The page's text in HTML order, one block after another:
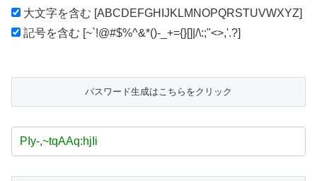
大文字を含む [ABCDEFGHIJKLMNOPQRSTUVWXYZ]
記号を含む [~`!@#$%^&*()-_+={}[]|/\:;"<>,'.?]